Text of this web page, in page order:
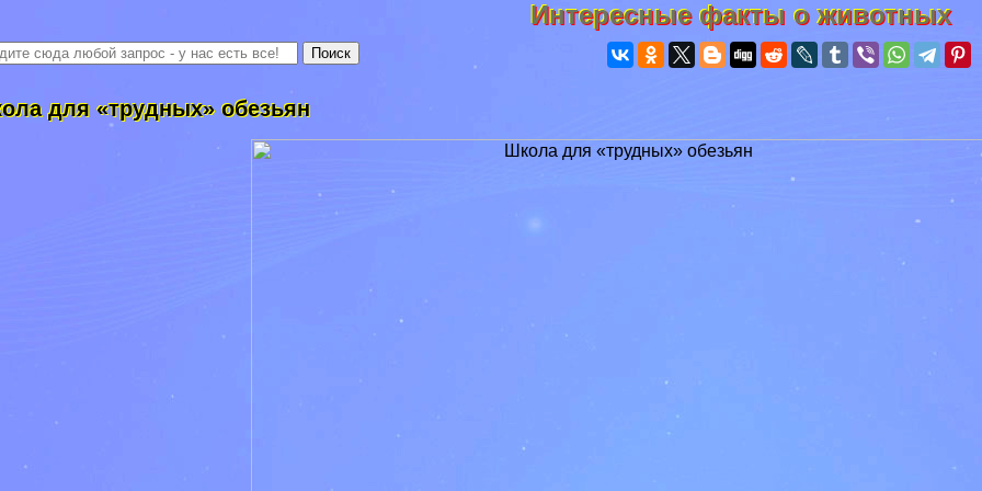
Интересные факты о животных
для «трудных» обезьян